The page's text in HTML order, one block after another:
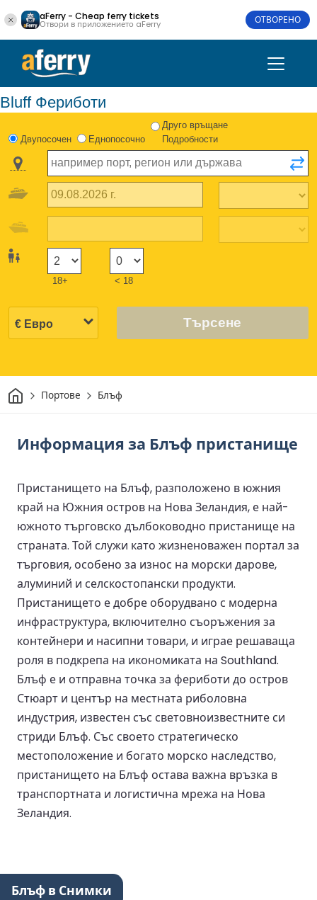
aFerry - Cheap ferry tickets
Отвори в приложението aFerry ОТВОРЕНО
Bluff Фериботи
Двупосочен Еднопосочно
Друго връщане
Подробности
18+ < 18
Търсене
Начало
Портове Блъф
Информация за Блъф пристанище
Пристанището на Блъф, разположено в южния
край на Южния остров на Нова Зеландия, е най-
южното търговско дълбоководно пристанище на
страната. Той служи като жизненоважен портал за
търговия, особено за износ на морски дарове,
алуминий и селскостопански продукти.
Пристанището е добре оборудвано с модерна
инфраструктура, включително съоръжения за
контейнери и насипни товари, и играе решаваща
роля в подкрепа на икономиката на Southland.
Блъф е и отправна точка за фериботи до остров
Стюарт и център на местната риболовна
индустрия, известен със световноизвестните си
стриди Блъф. Със своето стратегическо
местоположение и богато морско наследство,
пристанището на Блъф остава важна връзка в
транспортната и логистична мрежа на Нова
Зеландия.
Блъф в Снимки